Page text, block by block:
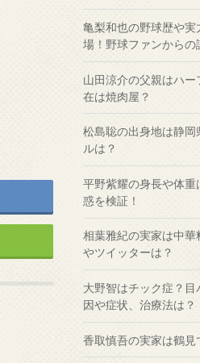
亀梨和也の野球歴や
場！野球ファンからの
山田涼介の父親はハ
在は焼肉屋？
松島聡の出身地は静
ルは？
平野紫耀の身長や体
惑を検証！
相葉雅紀の実家は中
やツイッターは？
大野智はチック症？
因や症状、治療法は？
香取慎吾の実家は鶴見